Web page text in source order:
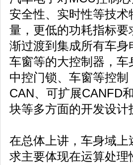
安全性、实时性等技
量，更低的功耗指标
渐过渡到集成所有车
车窗等的大控制器，
中控门锁、车窗等控
CAN、可扩展CANFD
块等多方面的开发设计
在总体上讲，车身域
求主要体现在运算处